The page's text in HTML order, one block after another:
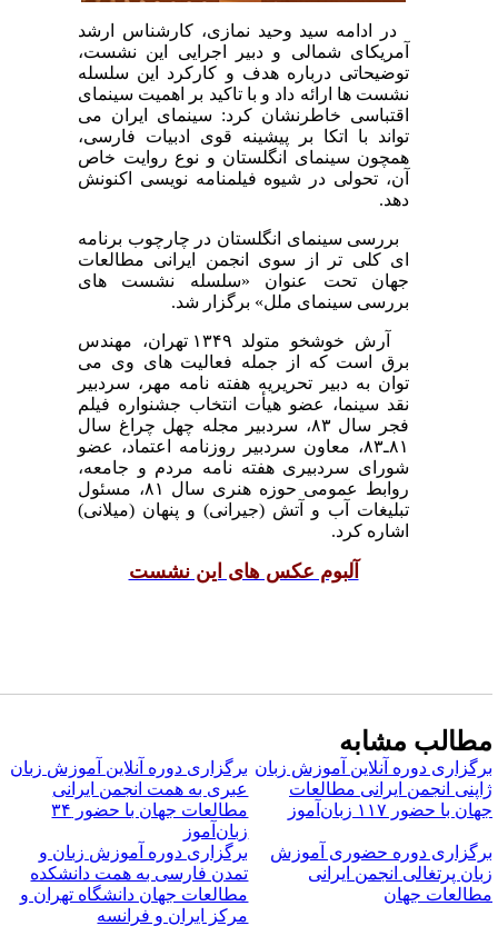
در ادامه سید وحید نمازی، کارشناس ارشد
آمریکای شمالی و دبیر اجرایی این نشست،
توضیحاتی درباره هدف و کارکرد این سلسله
نشست ها ارائه داد و با تاکید بر اهمیت سینمای
اقتباسی خاطرنشان کرد: سینمای ایران می
تواند با اتکا بر پیشینه قوی ادبیات فارسی،
همچون سینمای انگلستان و نوع روایت خاص
آن، تحولی در شیوه فیلمنامه نویسی اکنونش
دهد.
بررسی سینمای انگلستان در چارچوب برنامه
ای کلی تر از سوی انجمن ایرانی مطالعات
جهان تحت عنوان «سلسله نشست های
بررسی سینمای ملل» برگزار شد.
آرش خوشخو متولد ۱۳۴۹ تهران، مهندس
برق است که از جمله فعالیت های وی می
توان به دبیر تحریریه هفته نامه مهر، سردبیر
نقد سینما، عضو هیأت انتخاب جشنواره فیلم
فجر سال ۸۳، سردبیر مجله چهل چراغ سال
۸۱ـ۸۳، معاون سردبیر روزنامه اعتماد، عضو
شورای سردبیری هفته نامه مردم و جامعه،
روابط عمومی حوزه هنری سال ۸۱، مسئول
تبلیغات آب و آتش (جیرانی) و پنهان (میلانی)
اشاره کرد.
آلبوم عکس های این نشست
مشابه
دوره آنلاین آموزش زبان
انجمن ایرانی مطالعات
با حضور ۱۱۷ زبان‌آموز
برگزاری دوره آنلاین آموزش زبان
عبری به همت انجمن ایرانی
مطالعات جهان با حضور ۳۴
زبان‌آموز
دوره حضوری آموزش
پرتغالی انجمن ایرانی
جهان
برگزاری دوره آموزش زبان و
تمدن فارسی به همت دانشکده
مطالعات جهان دانشگاه تهران و
مرکز ایران و فرانسه